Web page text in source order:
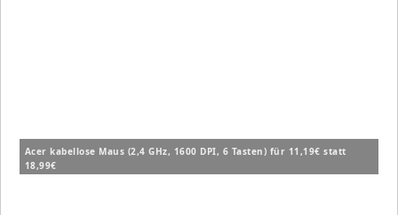
Acer kabellose Maus (2,4 GHz, 1600 DPI, 6 Tasten) für 11,19€ statt
18,99€